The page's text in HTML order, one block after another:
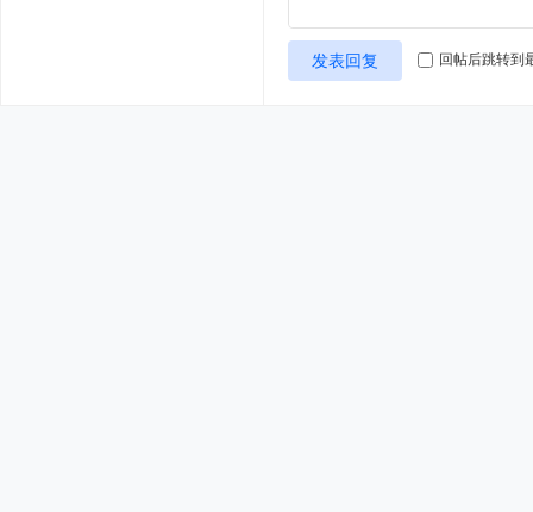
发表回复 回帖后跳转到